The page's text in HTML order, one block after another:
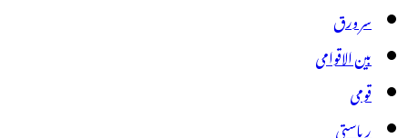
سر ورق
بین الاقوامی
قومی
ریاستی